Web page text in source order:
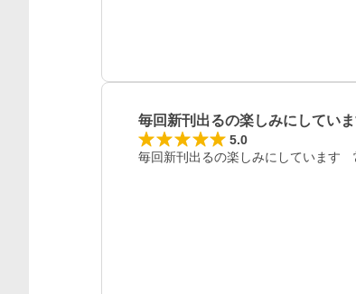
毎回新刊出るの楽しみにしてい
5.0
毎回新刊出るの楽しみにしています